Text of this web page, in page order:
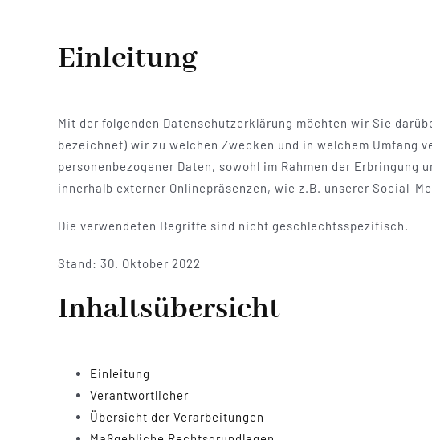
Einleitung
Mit der folgenden Datenschutzerklärung möchten wir Sie
bezeichnet) wir zu welchen Zwecken und in welchem Umfang
personenbezogener Daten, sowohl im Rahmen der
innerhalb externer Onlinepräsenzen, wie z.B. unserer Social-
Die verwendeten Begriffe sind nicht geschlechtsspezifisch.
Stand: 30. Oktober 2022
Inhaltsübersicht
Einleitung
Verantwortlicher
Übersicht der Verarbeitungen